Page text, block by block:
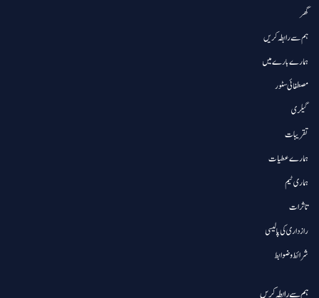
گھر
ہم سے رابطہ کریں
ہمارے بارے میں
مصطفائی سٹور
گیلری
تقریبات
ہمارے عطیات
ہماری ٹیم
تاثرات
رازداری کی پالیسی
شرائط و ضوابط
ہم سے رابطہ کریں